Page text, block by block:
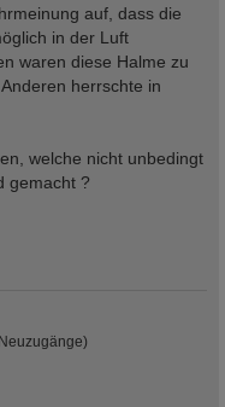
auf, dass die
in der Luft
waren diese Halme zu
herrschte in
welche nicht unbedingt
gemacht ?